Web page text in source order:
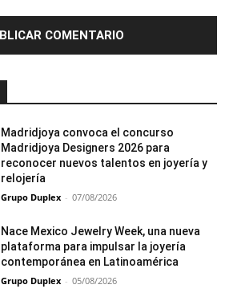
Madridjoya convoca el concurso
Madridjoya Designers 2026 para
reconocer nuevos talentos en joyería y
relojería
Grupo Duplex - 07/08/2026
Nace Mexico Jewelry Week, una nueva
plataforma para impulsar la joyería
contemporánea en Latinoamérica
Grupo Duplex - 05/08/2026